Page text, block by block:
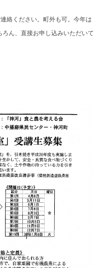
絡ください。町外も可。今年は
ろん、直接お申し込みいただいて